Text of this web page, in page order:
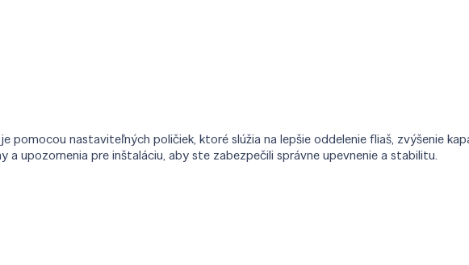
pomocou nastaviteľných poličiek, ktoré slúžia na lepšie oddelenie fliaš, zvýšenie
upozornenia pre inštaláciu, aby ste zabezpečili správne upevnenie a stabilitu.